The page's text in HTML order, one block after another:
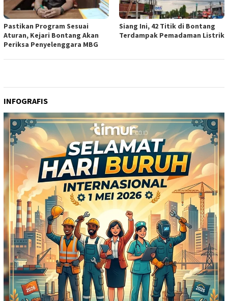
Pastikan Program Sesuai
Aturan, Kejari Bontang Akan
Periksa Penyelenggara MBG
Siang Ini, 42 Titik di Bontang
Terdampak Pemadaman Listrik
INFOGRAFIS